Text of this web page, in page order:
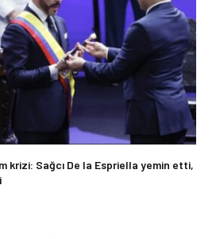
krizi: Sağcı De la Espriella yemin etti,